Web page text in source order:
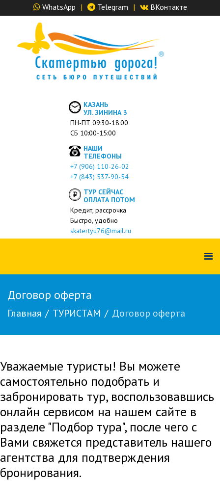
WhatsApp | Telegram | ВКонтакте
КАЗАНЬ
УЛ. ЗИНИНА 3
ПН-ПТ 09:30-18:00
СБ 10:00-15:00
НАШИ
ТЕЛЕФОНЫ
+7 (906) 110-26-02
+7 (843) 537-90-54
ТУР СЕЙЧАС
ОПЛАТА ПОТОМ
Кредит, рассрочка
Быстро, удобно
skatertyu76@mail.ru
Договор оферта
Главная ТУРИСТАМ Договор оферта
Уважаемые туристы! Вы можете
самостоятельно подобрать и
забронировать тур, воспользовавшись
онлайн сервисом на нашем сайте в
разделе "Подбор тура", после чего с
Вами свяжется представитель нашего
агентства для подтверждения
бронирования.